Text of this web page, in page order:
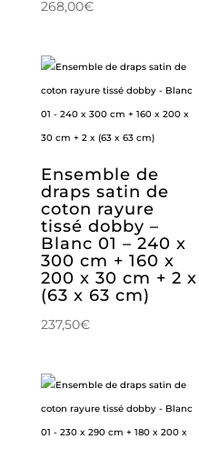
268,00€
Ensemble de
draps satin de
coton rayure
tissé dobby –
Blanc 01 – 240 x
300 cm + 160 x
200 x 30 cm + 2 x
(63 x 63 cm)
237,50€